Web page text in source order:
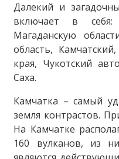
Далекий и
включает в себя:
Магаданскую
область,
края, Чукотский
Саха.
Камчатка – самый
земля контрастов.
На Камчатке
160 вулканов, из